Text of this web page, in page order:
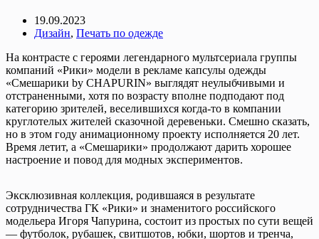
19.09.2023
Дизайн, Печать по одежде
На контрасте с героями легендарного мультсериала группы
компаний «Рики» модели в рекламе капсулы одежды
«Смешарики by CHAPURIN» выглядят неулыбчивыми и
отстраненными, хотя по возрасту вполне подподают под
категорию зрителей, веселившихся когда-то в компании
круглотелых жителей сказочной деревеньки. Смешно сказать,
но в этом году анимационному проекту исполняется 20 лет.
Время летит, а «Смешарики» продолжают дарить хорошее
настроение и повод для модных экспериментов.
Эксклюзивная коллекция, родившаяся в результате
сотрудничества ГК «Рики» и знаменитого российского
модельера Игоря Чапурина, состоит из простых по сути вещей
— футболок, рубашек, свитшотов, юбки, шортов и тренча,